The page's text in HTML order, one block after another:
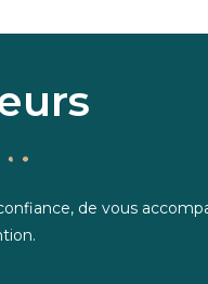
de vous